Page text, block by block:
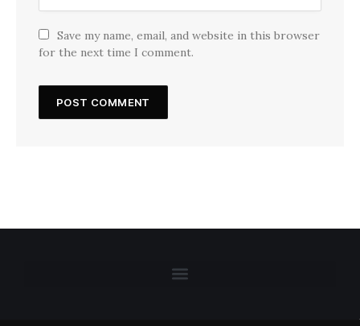
Save my name, email, and website in this browser
for the next time I comment.